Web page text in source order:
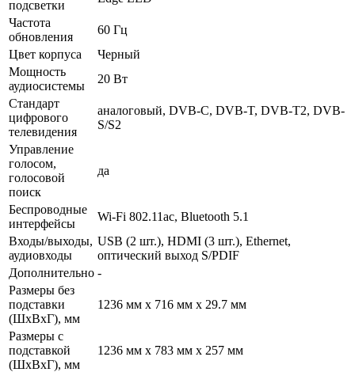
подсветки
Частота
обновления
60 Гц
Цвет корпуса
Черный
Мощность
аудиосистемы
20 Вт
Стандарт
цифрового
телевидения
аналоговый, DVB-C, DVB-T, DVB-T2, DVB-
S/S2
Управление
голосом,
голосовой
поиск
да
Беспроводные
интерфейсы
Wi-Fi 802.11ac, Bluetooth 5.1
Входы/выходы,
аудиовходы
USB (2 шт.), HDMI (3 шт.), Ethernet,
оптический выход S/PDIF
Дополнительно -
Размеры без
подставки
(ШxВxГ), мм
1236 мм x 716 мм x 29.7 мм
Размеры с
подставкой
(ШxВxГ), мм
1236 мм x 783 мм x 257 мм